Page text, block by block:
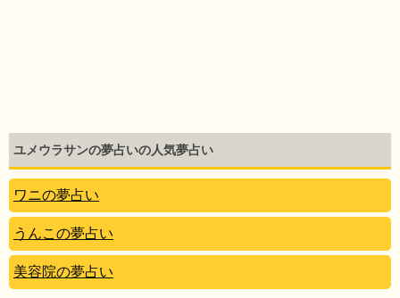
ユメウラサンの夢占いの人気夢占い
ワニの夢占い
うんこの夢占い
美容院の夢占い